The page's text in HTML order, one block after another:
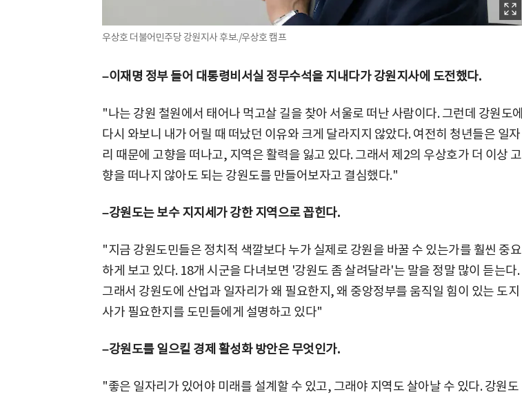
우상호 더불어민주당 강원지사 후보./우상호 캠프
–이재명 정부 들어 대통령비서실 정무수석을 지내다가 강원지사에 도전했다.
"나는 강원 철원에서 태어나 먹고살 길을 찾아 서울로 떠난 사람이다. 그런데 강원도에
다시 와보니 내가 어릴 때 떠났던 이유와 크게 달라지지 않았다. 여전히 청년들은 일자
리 때문에 고향을 떠나고, 지역은 활력을 잃고 있다. 그래서 제2의 우상호가 더 이상 고
향을 떠나지 않아도 되는 강원도를 만들어보자고 결심했다."
–강원도는 보수 지지세가 강한 지역으로 꼽힌다.
"지금 강원도민들은 정치적 색깔보다 누가 실제로 강원을 바꿀 수 있는가를 훨씬 중요
하게 보고 있다. 18개 시군을 다녀보면 '강원도 좀 살려달라'는 말을 정말 많이 듣는다.
그래서 강원도에 산업과 일자리가 왜 필요한지, 왜 중앙정부를 움직일 힘이 있는 도지
사가 필요한지를 도민들에게 설명하고 있다"
–강원도를 일으킬 경제 활성화 방안은 무엇인가.
"좋은 일자리가 있어야 미래를 설계할 수 있고, 그래야 지역도 살아날 수 있다. 강원도